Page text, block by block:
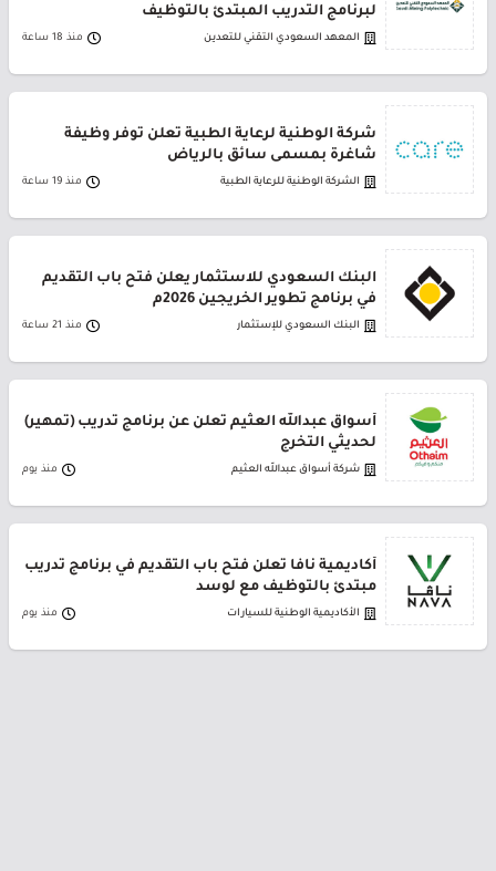
لبرنامج التدريب المبتدئ بالتوظيف
المعهد السعودي التقني للتعدين منذ 18 ساعة
شركة الوطنية لرعاية الطبية تعلن توفر وظيفة
شاغرة بمسمى سائق بالرياض
الشركة الوطنية للرعاية الطبية منذ 19 ساعة
البنك السعودي للاستثمار يعلن فتح باب التقديم
في برنامج تطوير الخريجين 2026م
البنك السعودي للإستثمار منذ 21 ساعة
أسواق عبدالله العثيم تعلن عن برنامج تدريب (تمهير)
لحديثي التخرج
شركة أسواق عبدالله العثيم منذ يوم
أكاديمية نافا تعلن فتح باب التقديم في برنامج تدريب
مبتدئ بالتوظيف مع لوسد
الأكاديمية الوطنية للسيارات منذ يوم